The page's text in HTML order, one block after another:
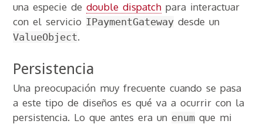
una especie dedouble dispatch para interactuar
con el servicio IPaymentGateway desde un
ValueObject.
Persistencia
Una preocupación muy frecuente cuando se pasa
a este tipo de diseños es qué va a ocurrir con la
persistencia. Lo que antes era un enum que mi